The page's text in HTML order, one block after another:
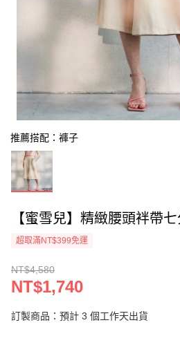
推薦搭配：褲子
【蜜雪兒】精緻腰頭袢帶
超取滿NT$399免運
NT$4,580
NT$1,740
訂製商品：預計 3 個工作天出貨